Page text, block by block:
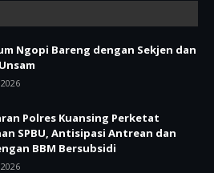
Ngopi Bareng dengan Sekjen dan
Polres Kuansing Perketat
SPBU, Antisipasi Antrean dan
BBM Bersubsidi